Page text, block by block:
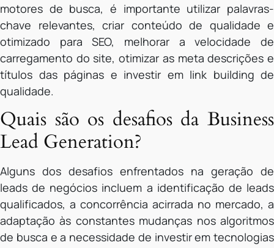
motores de busca, é importante utilizar palavras-
chave relevantes, criar conteúdo de qualidade e
otimizado para SEO, melhorar a velocidade de
carregamento do site, otimizar as meta descrições e
títulos das páginas e investir em link building de
qualidade.
Quais são os desafios da Business
Lead Generation?
Alguns dos desafios enfrentados na geração de
leads de negócios incluem a identificação de leads
qualificados, a concorrência acirrada no mercado, a
adaptação às constantes mudanças nos algoritmos
de busca e a necessidade de investir em tecnologias